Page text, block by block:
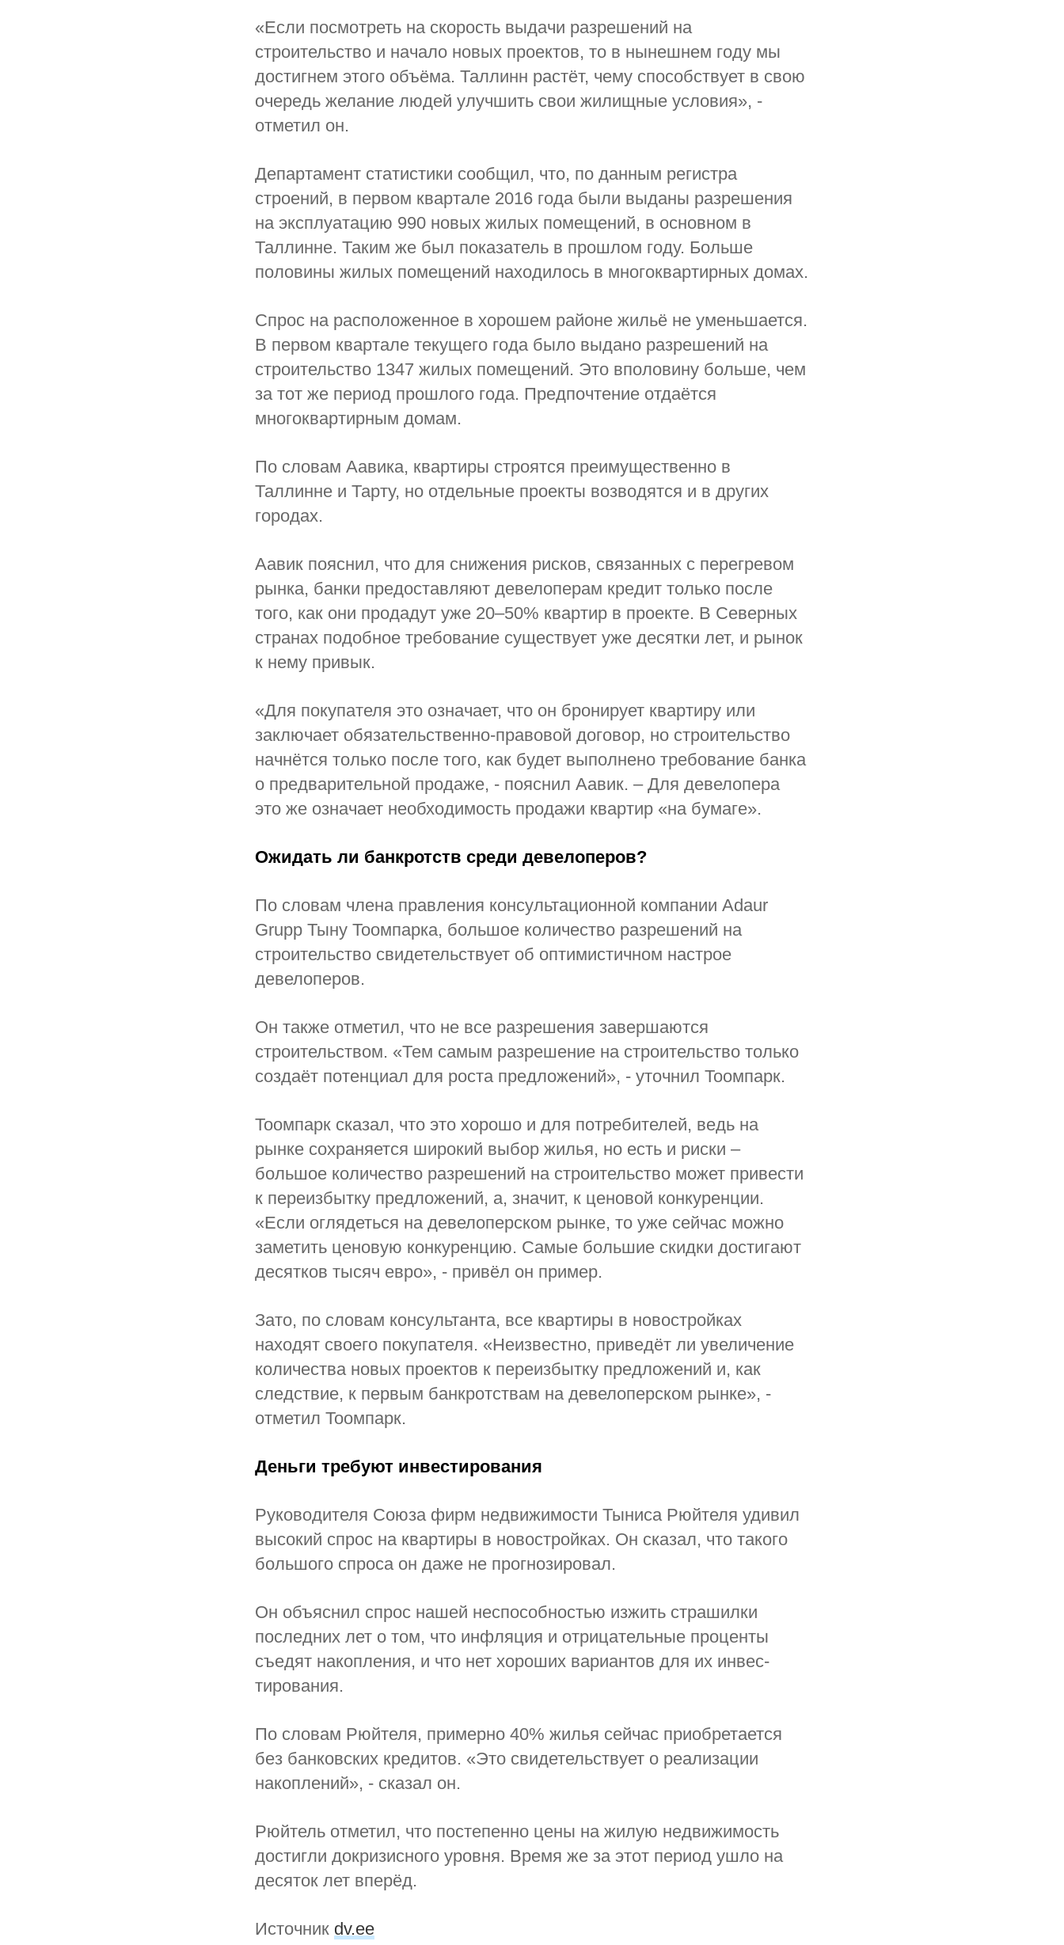
«Если посмотреть на скорость выдачи разрешений на
строительство и начало новых проектов, то в нынешнем году мы
достигнем этого объёма. Таллинн растёт, чему способствует в свою
очередь желание людей улучшить свои жилищные условия», -
отметил он.
Департамент статистики сообщил, что, по данным регистра
строений, в первом квартале 2016 года были выданы разрешения
на эксплуатацию 990 новых жилых помещений, в основном в
Таллинне. Таким же был показатель в прошлом году. Больше
половины жилых помещений находилось в многоквартирных домах.
Спрос на расположенное в хорошем районе жильё не уменьшается.
В первом квартале текущего года было выдано разрешений на
строительство 1347 жилых помещений. Это вполовину больше, чем
за тот же период прошлого года. Предпочтение отдаётся
многоквартирным домам.
По словам Аавика, квартиры строятся преимущественно в
Таллинне и Тарту, но отдельные проекты возводятся и в других
городах.
Аавик пояснил, что для снижения рисков, связанных с перегревом
рынка, банки предоставляют девелоперам кредит только после
того, как они продадут уже 20–50% квартир в проекте. В Северных
странах подобное требование существует уже десятки лет, и рынок
к нему привык.
«Для покупателя это означает, что он бронирует квартиру или
заключает обязательственно-правовой договор, но строительство
начнётся только после того, как будет выполнено требование банка
о предварительной продаже, - пояснил Аавик. – Для девелопера
это же означает необходимость продажи квартир «на бумаге».
Ожидать ли банкротств среди девелоперов?
По словам члена правления консультационной компании Adaur
Grupp Тыну Тоомпарка, большое количество разрешений на
строительство свидетельствует об оптимистичном настрое
девелоперов.
Он также отметил, что не все разрешения завершаются
строительством. «Тем самым разрешение на строительство только
создаёт потенциал для роста предложений», - уточнил Тоомпарк.
Тоомпарк сказал, что это хорошо и для потребителей, ведь на
рынке сохраняется широкий выбор жилья, но есть и риски –
большое количество разрешений на строительство может привести
к переизбытку предложений, а, значит, к ценовой конкуренции.
«Если оглядеться на девелоперском рынке, то уже сейчас можно
заметить ценовую конкуренцию. Самые большие скидки достигают
десятков тысяч евро», - привёл он пример.
Зато, по словам консультанта, все квартиры в новостройках
находят своего покупателя. «Неизвестно, приведёт ли увеличение
количества новых проектов к переизбытку предложений и, как
следствие, к первым банкротствам на девелоперс­ком рынке», -
отметил Тоомпарк.
Деньги требуют инвестирования
Руководителя Союза фирм недвижимости Тыниса Рюйтеля удивил
высокий спрос на квартиры в новостройках. Он сказал, что такого
большого спроса он даже не прогнозировал.
Он объяснил спрос нашей неспособностью изжить страшилки
последних лет о том, что инфляция и отрицательные проценты
съедят накопления, и что нет хороших вариантов для их инвес­
тирования.
По словам Рюйтеля, примерно 40% жилья сейчас приобретается
без банковских кредитов. «Это свидетельст­вует о реализации
накоплений», - сказал он.
Рюйтель отметил, что постепенно цены на жилую недвижимость
достигли докризисного уровня. Время же за этот период ушло на
десяток лет вперёд.
Источник dv.ee